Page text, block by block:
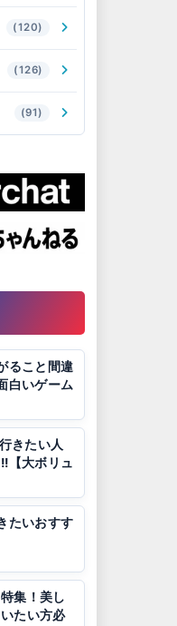
(120)
(126)
(91)
ること間違
白いゲーム
きたい人
【大ボリュ
たいおすす
集！美し
たい方必